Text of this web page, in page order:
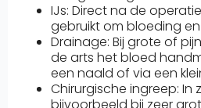
IJs: Direct na de
gebruikt om bloeding
Drainage: Bij grote of
de arts het bloed
een naald of via een
Chirurgische ingreep: In
bijvoorbeeld bij zeer